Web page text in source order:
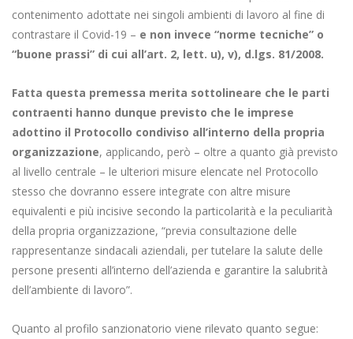
contenimento adottate nei singoli ambienti di lavoro al fine di
contrastare il Covid-19 – e non invece “norme tecniche” o
“buone prassi” di cui all’art. 2, lett. u), v), d.lgs. 81/2008.
Fatta questa premessa merita sottolineare che le parti
contraenti hanno dunque previsto che le imprese
adottino il Protocollo condiviso all’interno della propria
organizzazione, applicando, però – oltre a quanto già previsto
al livello centrale – le ulteriori misure elencate nel Protocollo
stesso che dovranno essere integrate con altre misure
equivalenti e più incisive secondo la particolarità e la peculiarità
della propria organizzazione, “previa consultazione delle
rappresentanze sindacali aziendali, per tutelare la salute delle
persone presenti all’interno dell’azienda e garantire la salubrità
dell’ambiente di lavoro”.
Quanto al profilo sanzionatorio viene rilevato quanto segue: